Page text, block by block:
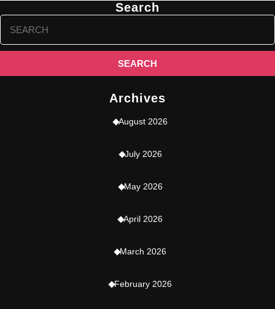
Search
Search
for:
Archives
August 2026
July 2026
May 2026
April 2026
March 2026
February 2026